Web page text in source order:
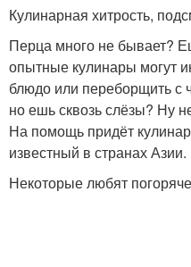
Кулинарная хитрость,
Перца много не бывает?
опытные кулинары могут
блюдо или переборщить с
но ешь сквозь слёзы? Ну
На помощь придёт
известный в странах Азии.
Некоторые любят